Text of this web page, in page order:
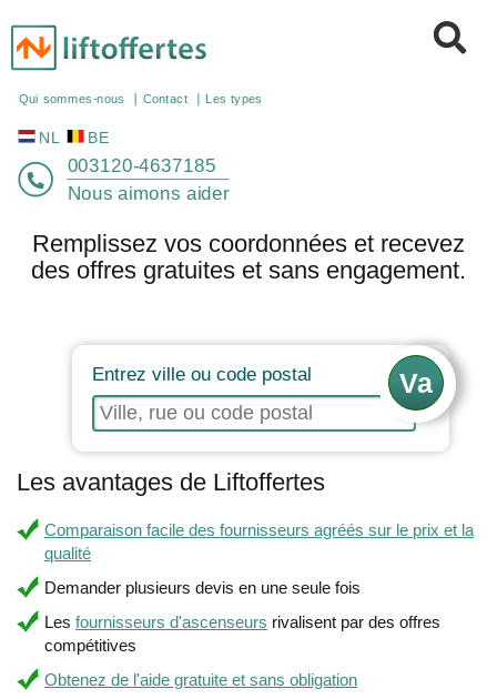
Qui sommes-nous
NL BE
003120-4637185
Nous aimons aider
Remplissez vos coordonnées et recevez
des offres gratuites et sans engagement.
Entrez ville ou code postal
Les avantages de Liftoffertes
Comparaison facile des fournisseurs agréés sur le prix et la
qualité
Demander plusieurs devis en une seule fois
Les fournisseurs d'ascenseurs rivalisent par des offres
compétitives
Obtenez de l'aide gratuite et sans obligation